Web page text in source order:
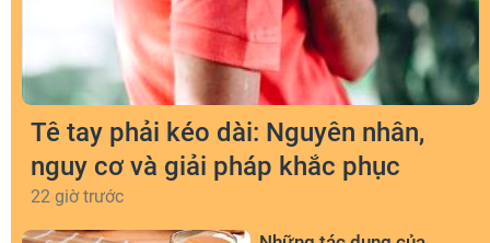
Tê tay phải kéo dài: Nguyên nhân,
nguy cơ và giải pháp khắc phục
22 giờ trước